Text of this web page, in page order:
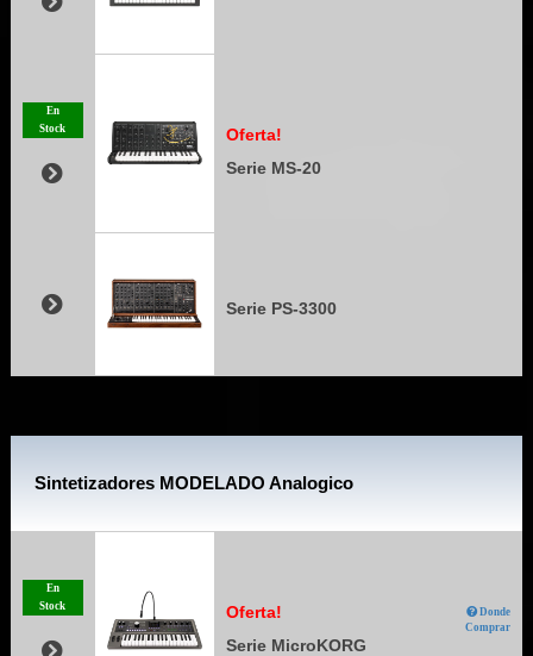
En
Stock
Oferta!
Serie MS-20
Serie PS-3300
Sintetizadores MODELADO Analogico
En
Stock
Oferta!
Serie MicroKORG
Donde
Comprar